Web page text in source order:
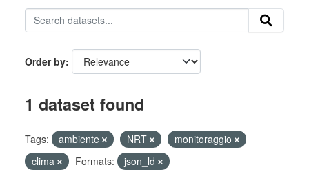
Order by
1 dataset found
Tags: ambiente NRT
monitoraggio
clima
Formats:
json_ld